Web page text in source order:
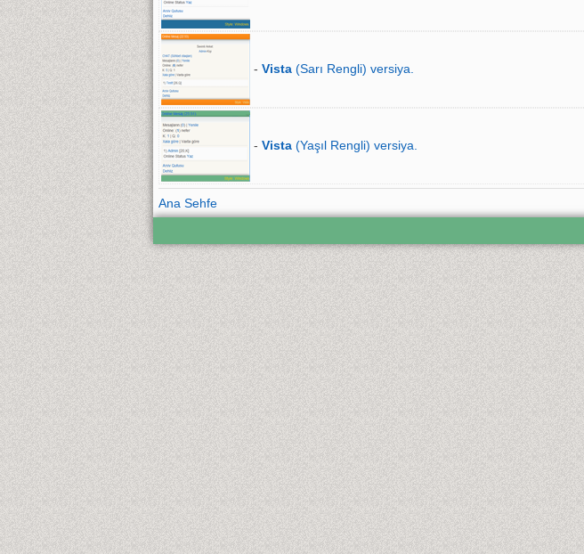
- Vista (Sarı Rengli) versiya.
- Vista (Yaşıl Rengli) versiya.
Ana Sehfe